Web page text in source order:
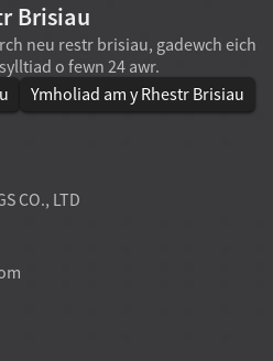
Brisiau
neu restr brisiau, gadewch eich
o fewn 24 awr.
Ymholiad am y Rhestr Brisiau
CO., LTD